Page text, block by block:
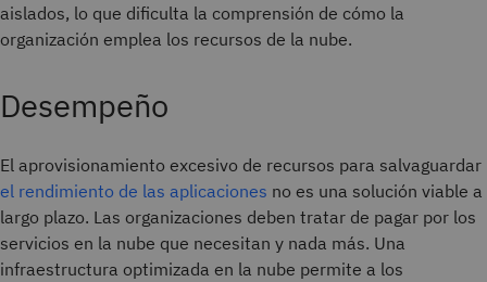
aislados, lo que dificulta la comprensión de cómo la
organización emplea los recursos de la nube.
Desempeño
El aprovisionamiento excesivo de recursos para salvaguardar
el rendimiento de las aplicaciones no es una solución viable a
largo plazo. Las organizaciones deben tratar de pagar por los
servicios en la nube que necesitan y nada más. Una
infraestructura optimizada en la nube permite a los